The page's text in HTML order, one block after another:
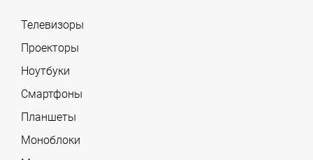
Телевизоры
Проекторы
Ноутбуки
Смартфоны
Планшеты
Моноблоки